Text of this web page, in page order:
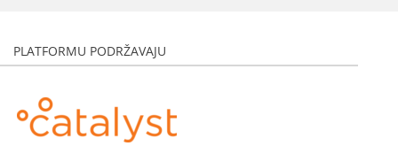
Anonimno
Jelena Arsic
Rea Mucović
PLATFORMU PODRŽAVAJU